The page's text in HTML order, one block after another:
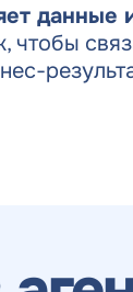
данные
чтобы